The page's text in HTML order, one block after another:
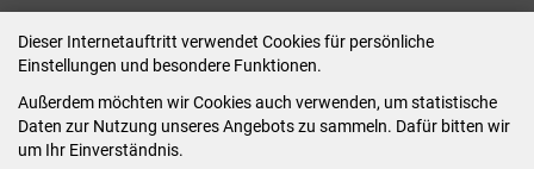
Dieser Internetauftritt verwendet Cookies für persönliche
Einstellungen und besondere Funktionen.
Außerdem möchten wir Cookies auch verwenden, um statistische
Daten zur Nutzung unseres Angebots zu sammeln. Dafür bitten wir
um Ihr Einverständnis.
Montag: 09:00-12:00 /14:00-15:00 Uhr
Dienstag: 09:00-12:00 /14:00-16:00 Uhr
Mittwoch: 09:00 - 12:00 Uhr (nach vorheriger